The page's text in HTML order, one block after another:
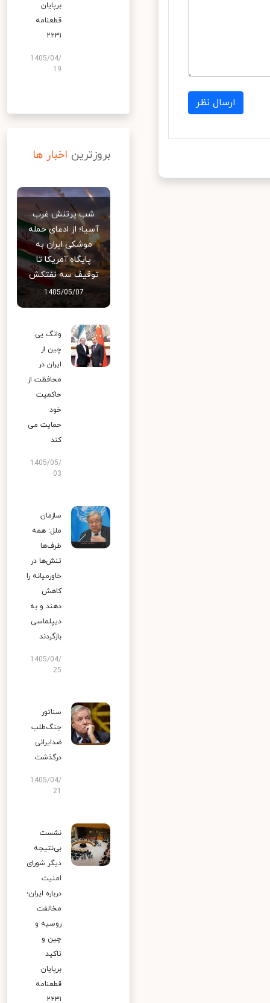
ارسال نظر
برپایان
قطعنامه
۲۲۳۱
1405/04/
19
بروزترین اخبار ها
شب پرتنش غرب
آسیا؛ از ادعای حمله
موشکی ایران به
پایگاه آمریکا تا
توقیف سه نفتکش
1405/05/07
وانگ یی:
چین از
ایران در
محافظت از
حاکمیت
خود
حمایت می
کند
1405/05/
03
سازمان
ملل: همه
طرف‌ها
تنش‌ها در
خاورمیانه را
کاهش
دهند و به
دیپلماسی
بازگردند
1405/04/
25
سناتور
جنگ‌طلب
ضدایرانی
درگذشت
1405/04/
نشست
بی‌نتیجه
دیگر شورای
امنیت
درباره ایران؛
مخالفت
روسیه و
چین و
تاکید
برپایان
قطعنامه
۲۲۳۱